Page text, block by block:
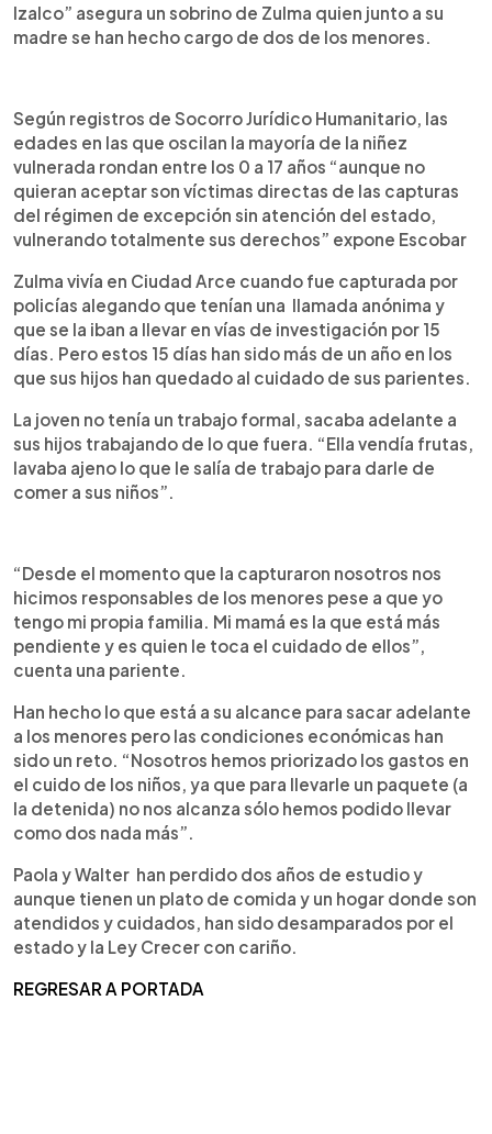
Izalco” asegura un sobrino de Zulma quien junto a su
madre se han hecho cargo de dos de los menores.
Según registros de Socorro Jurídico Humanitario, las
edades en las que oscilan la mayoría de la niñez
vulnerada rondan entre los 0 a 17 años “aunque no
quieran aceptar son víctimas directas de las capturas
del régimen de excepción sin atención del estado,
vulnerando totalmente sus derechos” expone Escobar
Zulma vivía en Ciudad Arce cuando fue capturada por
policías alegando que tenían una llamada anónima y
que se la iban a llevar en vías de investigación por 15
días. Pero estos 15 días han sido más de un año en los
que sus hijos han quedado al cuidado de sus parientes.
La joven no tenía un trabajo formal, sacaba adelante a
sus hijos trabajando de lo que fuera. “Ella vendía frutas,
lavaba ajeno lo que le salía de trabajo para darle de
comer a sus niños”.
“Desde el momento que la capturaron nosotros nos
hicimos responsables de los menores pese a que yo
tengo mi propia familia. Mi mamá es la que está más
pendiente y es quien le toca el cuidado de ellos”,
cuenta una pariente.
Han hecho lo que está a su alcance para sacar adelante
a los menores pero las condiciones económicas han
sido un reto. “Nosotros hemos priorizado los gastos en
el cuido de los niños, ya que para llevarle un paquete (a
la detenida) no nos alcanza sólo hemos podido llevar
como dos nada más”.
Paola y Walter han perdido dos años de estudio y
aunque tienen un plato de comida y un hogar donde son
atendidos y cuidados, han sido desamparados por el
estado y la Ley Crecer con cariño.
REGRESAR A PORTADA